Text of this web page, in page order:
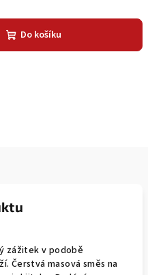
Do košíku
zážitek v podobě
Čerstvá masová směs na